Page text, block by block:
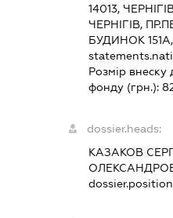
14013,
ЧЕРНІГІВ,
БУДИНОК
Розмір внеску
фонду (грн.):
dossier.heads:
КАЗАКОВ